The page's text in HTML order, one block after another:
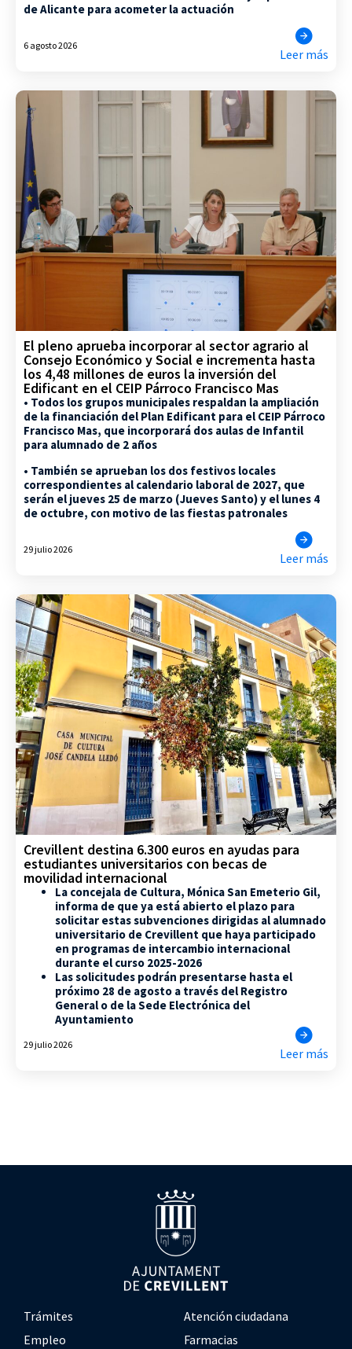
de Alicante para acometer la actuación
6 agosto 2026
Leer más
El pleno aprueba incorporar al sector agrario al
Consejo Económico y Social e incrementa hasta
los 4,48 millones de euros la inversión del
Edificant en el CEIP Párroco Francisco Mas
• Todos los grupos municipales respaldan la ampliación
de la financiación del Plan Edificant para el CEIP Párroco
Francisco Mas, que incorporará dos aulas de Infantil
para alumnado de 2 años
• También se aprueban los dos festivos locales
correspondientes al calendario laboral de 2027, que
serán el jueves 25 de marzo (Jueves Santo) y el lunes 4
de octubre, con motivo de las fiestas patronales
29 julio 2026
Leer más
Crevillent destina 6.300 euros en ayudas para
estudiantes universitarios con becas de
movilidad internacional
La concejala de Cultura, Mónica San Emeterio Gil,
informa de que ya está abierto el plazo para
solicitar estas subvenciones dirigidas al alumnado
universitario de Crevillent que haya participado
en programas de intercambio internacional
durante el curso 2025-2026
Las solicitudes podrán presentarse hasta el
próximo 28 de agosto a través del Registro
General o de la Sede Electrónica del
Ayuntamiento
29 julio 2026
Leer más
Trámites
Atención ciudadana
Empleo
Farmacias